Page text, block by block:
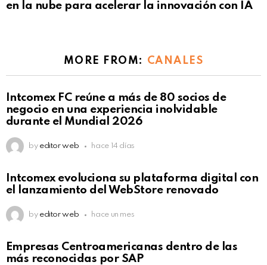
en la nube para acelerar la innovación con IA
MORE FROM: CANALES
Intcomex FC reúne a más de 80 socios de
negocio en una experiencia inolvidable
durante el Mundial 2026
by editor web hace 14 días
Intcomex evoluciona su plataforma digital con
el lanzamiento del WebStore renovado
by editor web hace un mes
Empresas Centroamericanas dentro de las
más reconocidas por SAP